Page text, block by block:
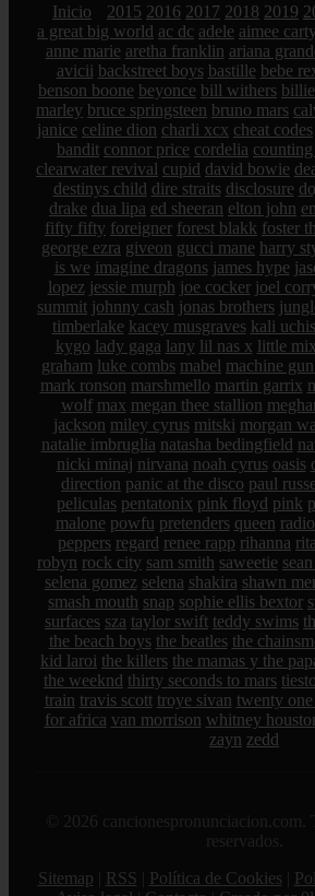
Inicio 2015 2016 2017 2018 2019
a great big world ac dc adele aimee carty
anne marie aretha franklin ariana
avicii backstreet boys bastille bebe
benson boone beyonce bill withers
marley bruce springsteen bruno mars
janice celine dion charli xcx cheat codes
bandit connor price cordelia
clearwater revival cupid david bowie
destinys child dire straits disclosure
drake dua lipa ed sheeran elton john
fifty fifty foreigner forest blakk foster
george ezra giveon gucci mane harry
is we imagine dragons james hype
lopez jessie murph joe cocker joel
summit johnny cash jonas brothers
timberlake kacey musgraves kali uchis
kygo lady gaga lany lil nas x little mix
graham luke combs mabel machine
mark ronson marshmello martin garrix
wolf max megan thee stallion
jackson miley cyrus mitski morgan
natalie imbruglia natasha bedingfield
nicki minaj nirvana noah cyrus oasis
direction panic at the disco paul
peliculas pentatonix pink floyd pink
malone powfu pretenders queen
peppers regard renee rapp rihanna
robyn rock city sam smith saweetie
selena gomez selena shakira shawn
smash mouth snap sophie ellis bextor
surfaces sza taylor swift teddy swims
the beach boys the beatles the
kid laroi the killers the mamas y the
the weeknd thirty seconds to mars tiesto
train travis scott troye sivan twenty
for africa van morrison whitney
zayn zedd
© 2026 cancionespronunciacion.com.
reservados.
Sitemap
RSS Política de Cookies